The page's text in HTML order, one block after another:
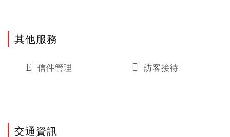
其他服務
信件管理 訪客接待
交通資訊